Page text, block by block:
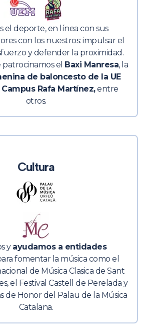
el deporte, en línea con sus
con los nuestros: impulsar el
y defender la proximidad.
el Baxi Manresa, la
de baloncesto de la UE
Rafa Martínez,entre
otros.
Cultura
y ayudamos a entidades
fomentar la música como el
de Música Clasica de Sant
el Festival Castell de Perelada y
de Honor del Palau de la Música
Catalana.